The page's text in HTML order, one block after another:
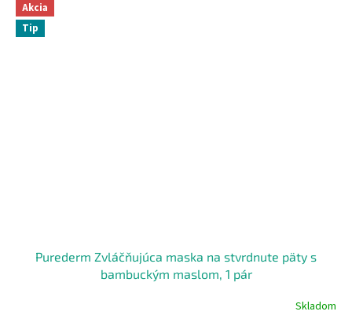
Akcia
Tip
Purederm Zvláčňujúca maska na stvrdnute päty s
bambuckým maslom, 1 pár
Skladom